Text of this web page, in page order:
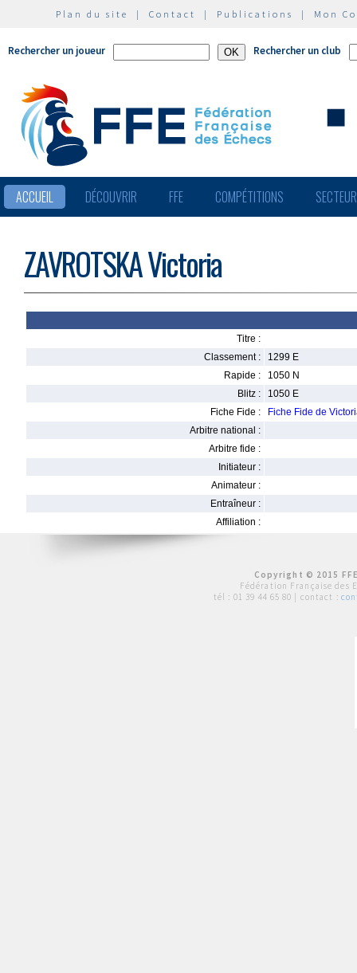
Plan du site | Contact | Publications | Mon
Rechercher un joueur Rechercher un club
ACCUEIL DÉCOUVRIR FFE COMPÉTITIONS
ZAVROTSKA Victoria
Titre :
Classement :
1299 E
Rapide :
1050 N
Blitz :
1050 E
Fiche Fide :
Fiche Fide de
Arbitre national :
Arbitre fide :
Initiateur :
Animateur :
Entraîneur :
Affiliation :
Copyright © 2015
Fédération Française des
tél : 01 39 44 65 80 | contact :